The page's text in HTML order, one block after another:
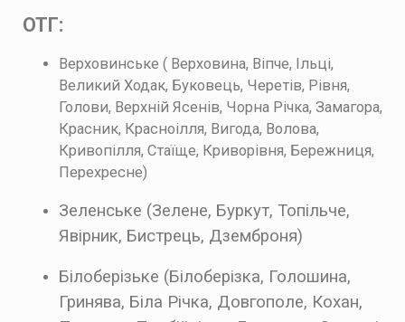
ОТГ:
Верховинське ( Верховина, Віпче, Ільці,
Великий Ходак, Буковець, Черетів, Рівня,
Голови, Верхній Ясенів, Чорна Річка, Замагора,
Красник, Красноілля, Вигода, Волова,
Кривопілля, Стаїще, Криворівня, Бережниця,
Перехресне)
Зеленське (Зелене, Буркут, Топільче,
Явірник, Бистрець, Дземброня)
Білоберізьке (Білоберізка, Голошина,
Гринява, Біла Річка, Довгополе, Кохан,